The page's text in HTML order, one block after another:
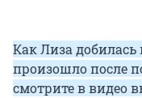
Как Лиза
произошло после
смотрите в видео